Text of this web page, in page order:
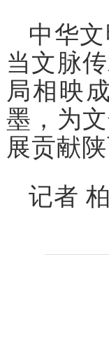
中华
当文脉
局相映
墨，为
展贡献陕
记者